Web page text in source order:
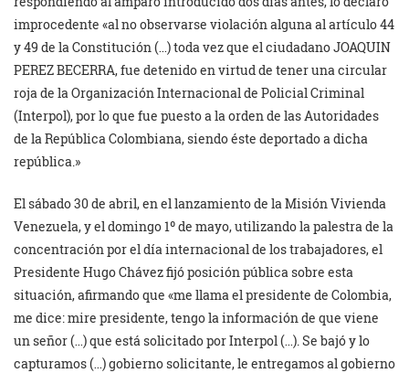
improcedente «al no observarse violación alguna al artículo 44
y 49 de la Constitución (…) toda vez que el ciudadano JOAQUIN
PEREZ BECERRA, fue detenido en virtud de tener una circular
roja de la Organización Internacional de Policial Criminal
(Interpol), por lo que fue puesto a la orden de las Autoridades
de la República Colombiana, siendo éste deportado a dicha
república.»
El sábado 30 de abril, en el lanzamiento de la Misión Vivienda
Venezuela, y el domingo 1º de mayo, utilizando la palestra de la
concentración por el día internacional de los trabajadores, el
Presidente Hugo Chávez fijó posición pública sobre esta
situación, afirmando que «me llama el presidente de Colombia,
me dice: mire presidente, tengo la información de que viene
un señor (…) que está solicitado por Interpol (…). Se bajó y lo
capturamos (…) gobierno solicitante, le entregamos al gobierno